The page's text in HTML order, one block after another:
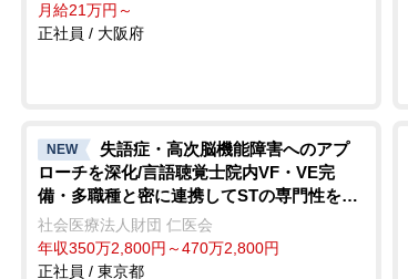
月給21万円～
正社員 / 大阪府
NEW
失語症・高次脳機能障害へのアプ
ローチを深化/言語聴覚士院内VF・VE完
備・多職種と密に連携してSTの専門性を追
求できる環境
社会医療法人財団 仁医会
年収350万2,800円～470万2,800円
正社員 / 東京都